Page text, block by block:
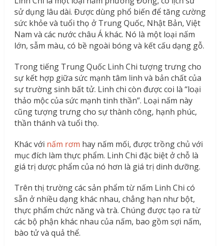
sử dụng lâu dài. Được dùng phổ biến để tăng cường
sức khỏe và tuổi thọ ở Trung Quốc, Nhật Bản, Việt
Nam và các nước châu Á khác. Nó là một loại nấm
lớn, sẫm màu, có bề ngoài bóng và kết cấu dạng gỗ.
Trong tiếng Trung Quốc Linh Chi tượng trưng cho
sự kết hợp giữa sức mạnh tâm linh và bản chất của
sự trường sinh bất tử. Linh chi còn được coi là “loại
thảo mộc của sức mạnh tinh thần”. Loại nấm này
cũng tượng trưng cho sự thành công, hạnh phúc,
thần thánh và tuổi thọ.
Khác với nấm rơm hay nấm mối, được trồng chủ với
mục đích làm thực phẩm. Linh Chi đặc biệt ở chỗ là
giá trị dược phẩm của nó hơn là giá trị dinh dưỡng.
Trên thị trường các sản phẩm từ nấm Linh Chi có
sẵn ở nhiều dạng khác nhau, chẳng hạn như bột,
thực phẩm chức năng và trà. Chúng được tạo ra từ
các bộ phận khác nhau của nấm, bao gồm sợi nấm,
bào tử và quả thể.